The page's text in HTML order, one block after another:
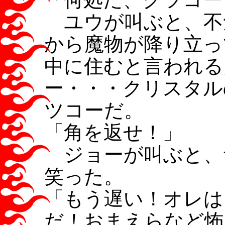
ユウが叫ぶと、
から魔物が降り立
中に住むと言われ
ー・・・クリスタ
ツコーだ。
「角を返せ！」
ジョーが叫ぶと、
笑った。
「もう遅い！オレ